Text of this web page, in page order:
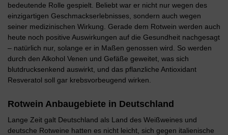
bedeutende Rolle gespielt. Beliebt war er nicht nur wegen des
einzigartigen Geschmackserlebnisses, sondern auch wegen
seiner medizinischen Wirkung. Gerade dem Rotwein werden auch
heute noch positive Auswirkungen auf die Gesundheit nachgesagt
– natürlich nur, solange er in Maßen genossen wird. So werden
durch den Alkohol Venen und Gefäße geweitet, was sich
blutdrucksenkend auswirkt, und das pflanzliche Antioxidant
Resveratol soll gar krebsvorbeugend wirken.
Rotwein Anbaugebiete in Deutschland
Lange Zeit galt Deutschland als Land des Weißweines und
deutsche Rotweine hatten es nicht leicht, sich gegen italienische